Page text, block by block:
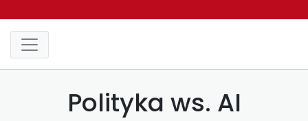
Polityka ws. AI